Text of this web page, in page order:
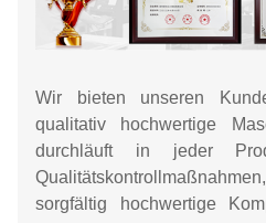
Wir bieten unseren
qualitativ hochwertige
durchläuft in jeder
sorgfältig hochwertige